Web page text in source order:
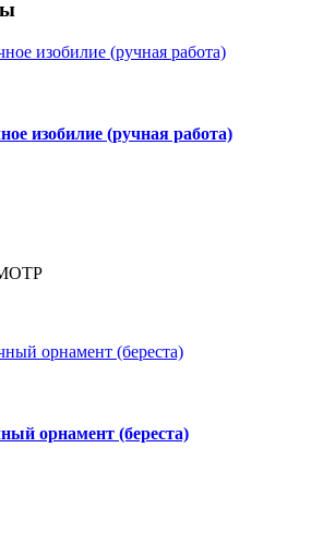
изобилие (ручная работа)
орнамент (береста)